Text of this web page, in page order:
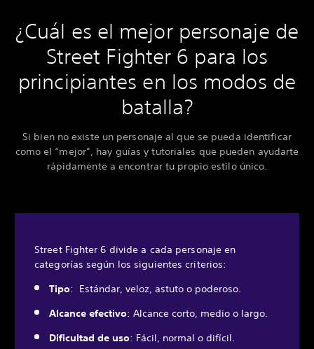
¿Cuál es el mejor personaje de
Street Fighter 6 para los
principiantes en los modos de
batalla?
Si bien no existe un personaje al que se pueda identificar
como el “mejor”, hay guías y tutoriales que pueden ayudarte
rápidamente a encontrar tu propio estilo único.
Street Fighter 6 divide a cada personaje en
categorías según los siguientes criterios:
Tipo: Estándar, veloz, astuto o poderoso.
Alcance efectivo: Alcance corto, medio o largo.
Dificultad de uso: Fácil, normal o difícil.